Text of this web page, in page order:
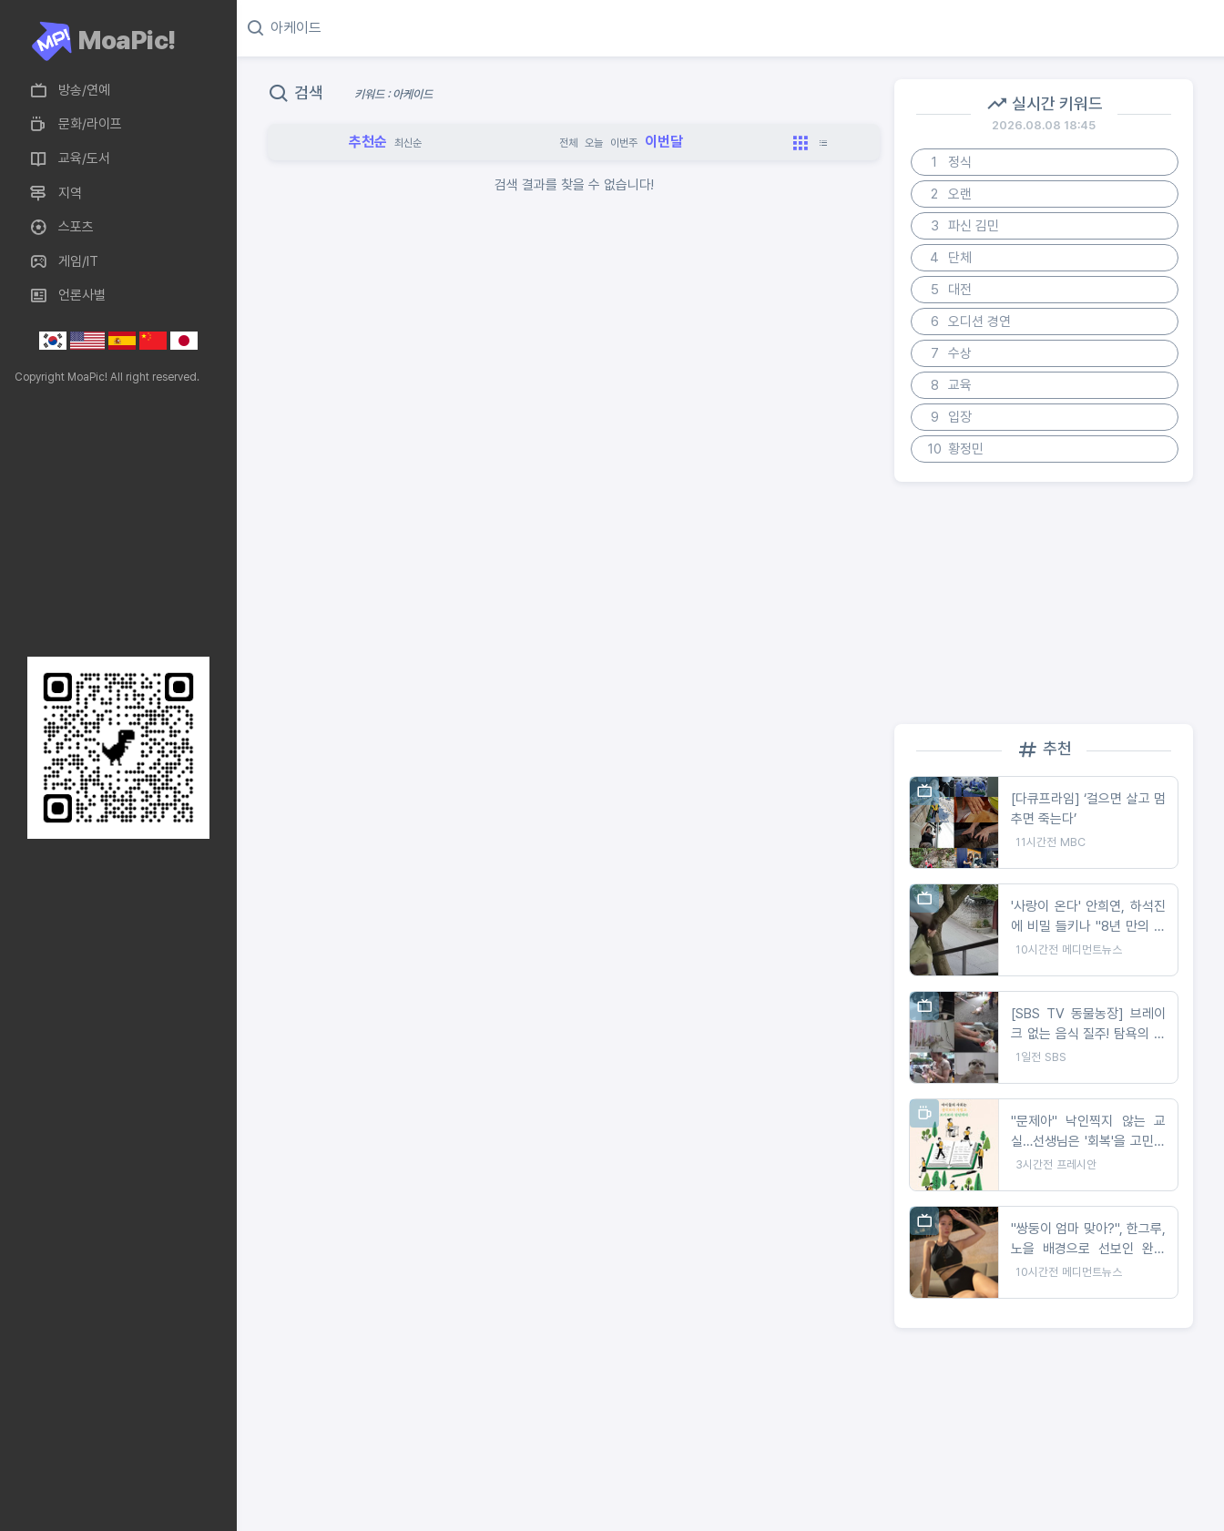
MoaPic!
방송/연예
문화/라이프
교육/도서
지역
스포츠
게임/IT
언론사별
Copyright MoaPic! All right reserved.
검색 키워드 : 아케이드
추천순 최신순 전체 오늘 이번주 이번달
검색 결과를 찾을 수 없습니다!
실시간 키워드
2026.08.08 18:45
1
정식
2
오랜
3
파신 김민
4
단체
5
대전
6
오디션 경연
7
수상
8
교육
9
입장
10 황정민
추천
[다큐프라임] ‘걸으면 살고 멈
추면 죽는다’
11시간전 MBC
'사랑이 온다' 안희연, 하석진
에 비밀 들키나 "8년 만의 숨
막히는 대치"
10시간전 메디먼트뉴스
[SBS TV 동물농장] 브레이
크 없는 음식 질주! 탐욕의 미
어캣 창덕이는 못 말려
1일전 SBS
"문제아" 낙인찍지 않는 교
실…선생님은 '회복'을 고민했
다
3시간전 프레시안
"쌍둥이 엄마 맞아?", 한그루,
노을 배경으로 선보인 완벽
비키니 자태
10시간전 메디먼트뉴스